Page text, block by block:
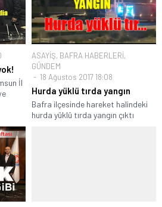
İl
ASAYİŞ, BAFRA HABERLERİ,
GÜNDEM
18 Ağustos 2017 18:08
Hurda yüklü tırda yangın
Bafra ilçesinde hareket halindeki
hurda yüklü tırda yangın çıktı